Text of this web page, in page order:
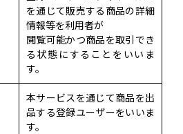
を通じて販売する商品の詳細
情報等を利用者が
閲覧可能かつ商品を取引でき
る状態にすることをいいま
す。
本サービスを通じて商品を出
品する登録ユーザーをいいま
す。